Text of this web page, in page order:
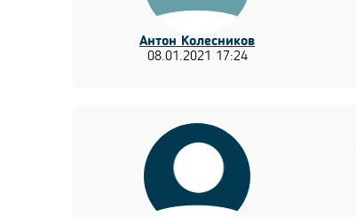
Антон Колесников
08.01.2021 17:24